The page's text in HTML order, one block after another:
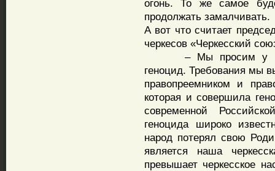
огонь. То же самое
продолжать замалчивать.
А вот что считает
черкесов «Черкесский
– Мы просим у
геноцид. Требования мы
правопреемником и
которая и совершила
современной
геноцида широко
народ потерял свою
является наша
превышает черкесское